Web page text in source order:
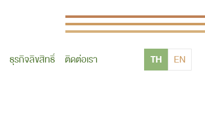
ธุรกิจลิขสิทธิ์ ติดต่อเรา TH EN